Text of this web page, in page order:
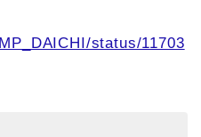
status/11703